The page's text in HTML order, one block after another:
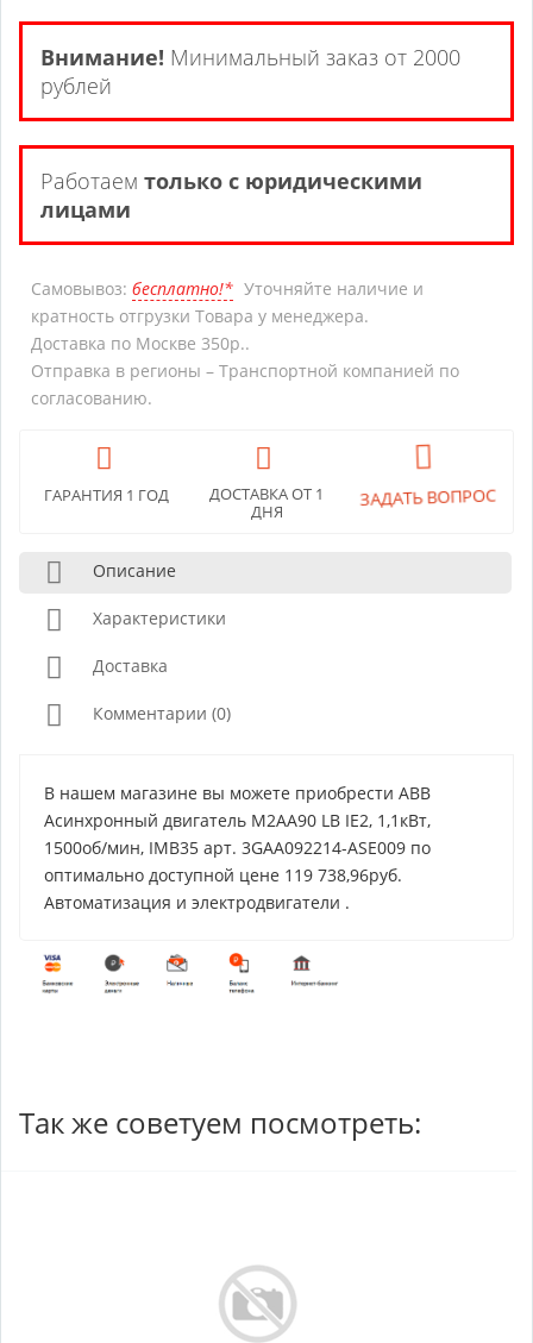
Внимание! Минимальный заказ от 2000
рублей
Работаем только с юридическими
лицами
Самовывоз: бесплатно!* Уточняйте наличие и
кратность отгрузки Товара у менеджера.
Доставка по Москве 350р..
Отправка в регионы – Транспортной компанией по
согласованию.
ГАРАНТИЯ 1 ГОД
ДОСТАВКА ОТ 1
ДНЯ
ЗАДАТЬ ВОПРОС
Описание
Характеристики
Доставка
Комментарии (0)
В нашем магазине вы можете приобрести ABB
Асинхронный двигатель M2AA90 LB IE2, 1,1кВт,
1500об/мин, IMB35 арт. 3GAA092214-ASE009 по
оптимально доступной цене 119 738,96руб.
Автоматизация и электродвигатели .
Так же советуем посмотреть: